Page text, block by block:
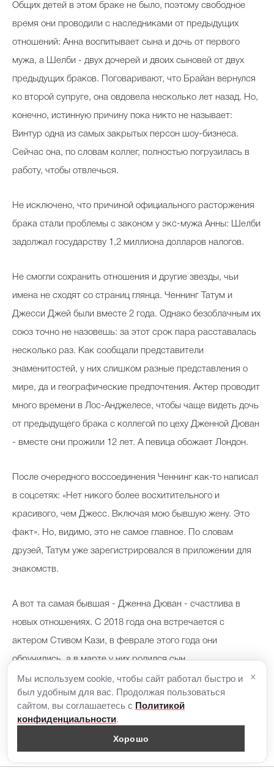
Общих детей в этом браке не было, поэтому свободное
время они проводили с наследниками от предыдущих
отношений: Анна воспитывает сына и дочь от первого
мужа, а Шелби - двух дочерей и двоих сыновей от двух
предыдущих браков. Поговаривают, что Брайан вернулся
ко второй супруге, она овдовела несколько лет назад. Но,
конечно, истинную причину пока никто не называет:
Винтур одна из самых закрытых персон шоу-бизнеса.
Сейчас она, по словам коллег, полностью погрузилась в
работу, чтобы отвлечься.
Не исключено, что причиной официального расторжения
брака стали проблемы с законом у экс-мужа Анны: Шелби
задолжал государству 1,2 миллиона долларов налогов.
Не смогли сохранить отношения и другие звезды, чьи
имена не сходят со страниц глянца. Ченнинг Татум и
Джесси Джей были вместе 2 года. Однако безоблачным их
союз точно не назовешь: за этот срок пара расставалась
несколько раз. Как сообщали представители
знаменитостей, у них слишком разные представления о
мире, да и географические предпочтения. Актер проводит
много времени в Лос-Анджелесе, чтобы чаще видеть дочь
от предыдущего брака с коллегой по цеху Дженной Дюван
- вместе они прожили 12 лет. А певица обожает Лондон.
После очередного воссоединения Ченнинг как-то написал
в соцсетях: «Нет никого более восхитительного и
красивого, чем Джесс. Включая мою бывшую жену. Это
факт». Но, видимо, это не самое главное. По словам
друзей, Татум уже зарегистрировался в приложении для
знакомств.
А вот та самая бывшая - Дженна Дюван - счастлива в
новых отношениях. С 2018 года она встречается с
актером Стивом Кази, в феврале этого года они
обручились, а в марте у них родился сын.
Мы используем cookie, чтобы сайт работал быстро и
был удобным для вас. Продолжая пользоваться
сайтом, вы соглашаетесь с Политикой
конфиденциальности.
Хорошо
×